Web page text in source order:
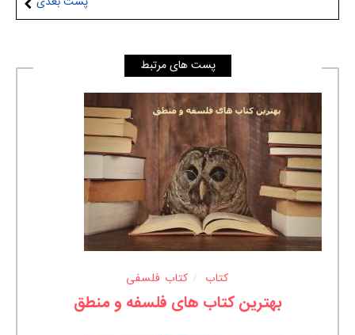
پست های مرتبط
کتاب کتاب فلسفی
بهترین کتاب های فلسفه و منطق